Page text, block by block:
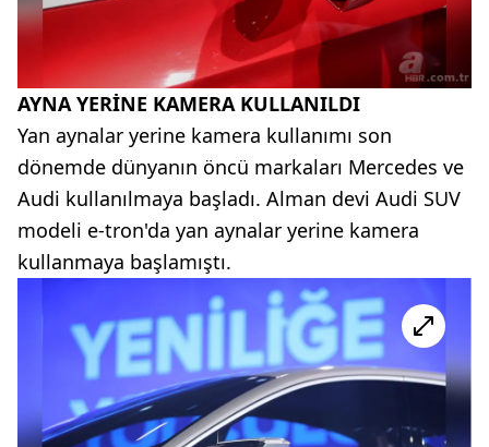
AYNA YERİNE KAMERA KULLANILDI
Yan aynalar yerine kamera kullanımı son
dönemde dünyanın öncü markaları Mercedes ve
Audi kullanılmaya başladı. Alman devi Audi SUV
modeli e-tron'da yan aynalar yerine kamera
kullanmaya başlamıştı.